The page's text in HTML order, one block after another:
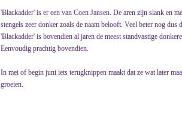
'Blackadder' is er een van Coen Jansen. De aren zijn slank en
stengels zeer donker zoals de naam belooft. Veel beter nog dus
'Blackadder' is bovendien al jaren de meest standvastige
Eenvoudig prachtig bovendien.
In mei of begin juni iets terugknippen maakt dat ze wat later
groeien.